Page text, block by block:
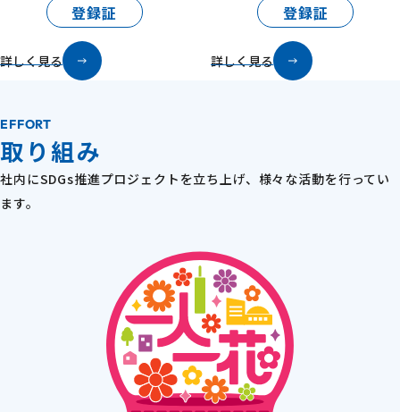
登録証
詳しく見る
登録証
詳しく見る
EFFORT
取り組み
社内にSDGs推進プロジェクトを立ち上げ、様々な活動を行ってい
ます。